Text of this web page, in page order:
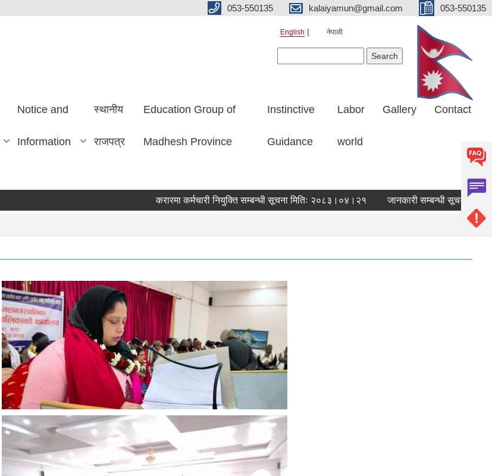
053-550135 kalaiyamun@gmail.com 053-550135
English नेपाली
Notice and
Information
स्थानीय
राजपत्र
Education Group of
Madhesh Province
Instinctive
Guidance
Labor
world
Gallery Contact
करारमा कर्मचारी नियुक्ति सम्बन्धी सूचना मितिः २०८३।०४।२१ जानकारी सम्बन्धी सूचना-